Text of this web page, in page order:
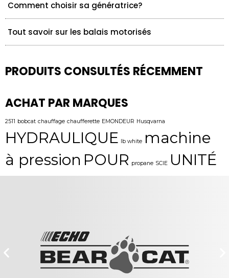
Comment choisir sa génératrice?
Tout savoir sur les balais motorisés
PRODUITS CONSULTÉS RÉCEMMENT
ACHAT PAR MARQUES
2511 bobcat chauffage chaufferette EMONDEUR Husqvarna
HYDRAULIQUE lb white machine
à pression POUR propane SCIE UNITÉ